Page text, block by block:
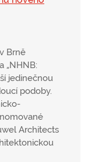
Brně
„NHNB:
jedinečnou
podoby.
Architects